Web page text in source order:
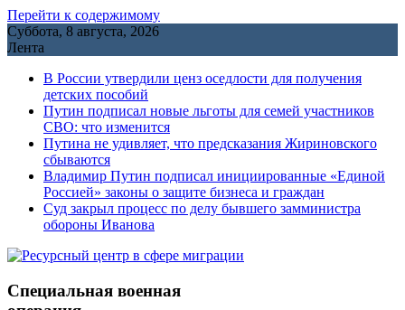
Перейти к содержимому
Суббота, 8 августа, 2026
Лента
В России утвердили ценз оседлости для получения
детских пособий
Путин подписал новые льготы для семей участников
СВО: что изменится
Путина не удивляет, что предсказания Жириновского
сбываются
Владимир Путин подписал инициированные «Единой
Россией» законы о защите бизнеса и граждан
Cуд закрыл процесс по делу бывшего замминистра
обороны Иванова
Специальная военная